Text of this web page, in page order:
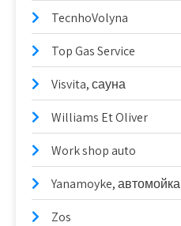
TecnhoVolyna
Top Gas Service
Visvita, сауна
Williams Et Oliver
Work shop auto
Yanamoyke, автомойка
Zos